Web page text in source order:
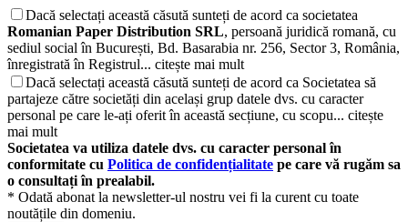
Dacă selectați această căsută sunteți de acord ca societatea
Romanian Paper Distribution SRL, persoană juridică romană, cu
sediul social în București, Bd. Basarabia nr. 256, Sector 3, România,
înregistrată în Registrul... citește mai mult
Dacă selectați această căsută sunteți de acord ca Societatea să
partajeze către societăți din același grup datele dvs. cu caracter
personal pe care le-ați oferit în această secțiune, cu scopu... citește
mai mult
Societatea va utiliza datele dvs. cu caracter personal în
conformitate cu Politica de confidențialitate pe care vă rugăm sa
o consultați în prealabil.
* Odată abonat la newsletter-ul nostru vei fi la curent cu toate
noutățile din domeniu.